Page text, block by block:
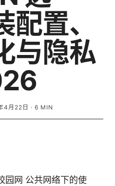
置、
与隐私
4月22日 · 6 MIN
园网 公共网络下的使